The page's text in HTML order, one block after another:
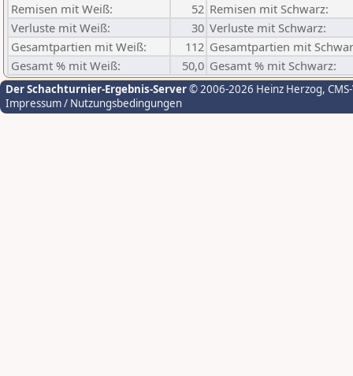
Remisen mit Weiß:
52 Remisen mit Schwarz:
Verluste mit Weiß:
30 Verluste mit Schwarz:
Gesamtpartien mit Weiß:
112 Gesamtpartien mit
Gesamt % mit Weiß:
50,0 Gesamt % mit Schwarz:
Der Schachturnier-Ergebnis-Server© 2006-2026 Heinz Herzog,
Impressum / Nutzungsbedingungen